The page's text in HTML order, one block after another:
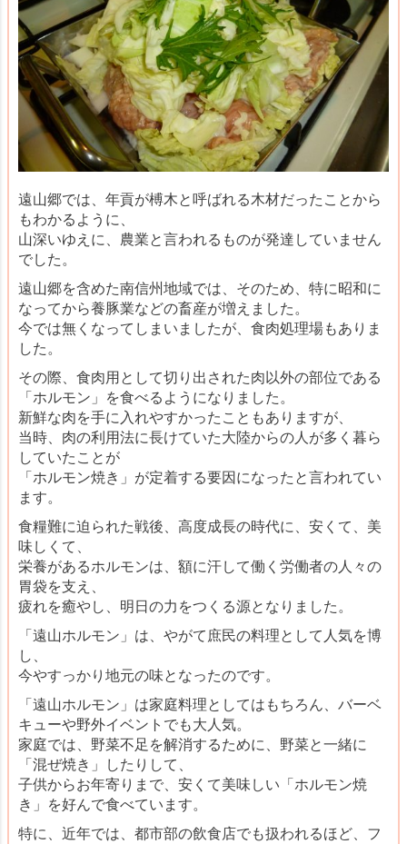
遠山郷では、年貢が榑木と呼ばれる木材だったことから
もわかるように、
山深いゆえに、農業と言われるものが発達していません
でした。
遠山郷を含めた南信州地域では、そのため、特に昭和に
なってから養豚業などの畜産が増えました。
今では無くなってしまいましたが、食肉処理場もありま
した。
その際、食肉用として切り出された肉以外の部位である
「ホルモン」を食べるようになりました。
新鮮な肉を手に入れやすかったこともありますが、
当時、肉の利用法に長けていた大陸からの人が多く暮ら
していたことが
「ホルモン焼き」が定着する要因になったと言われてい
ます。
食糧難に迫られた戦後、高度成長の時代に、安くて、美
味しくて、
栄養があるホルモンは、額に汗して働く労働者の人々の
胃袋を支え、
疲れを癒やし、明日の力をつくる源となりました。
「遠山ホルモン」は、やがて庶民の料理として人気を博
し、
今やすっかり地元の味となったのです。
「遠山ホルモン」は家庭料理としてはもちろん、バーベ
キューや野外イベントでも大人気。
家庭では、野菜不足を解消するために、野菜と一緒に
「混ぜ焼き」したりして、
子供からお年寄りまで、安くて美味しい「ホルモン焼
き」を好んで食べています。
特に、近年では、都市部の飲食店でも扱われるほど、フ